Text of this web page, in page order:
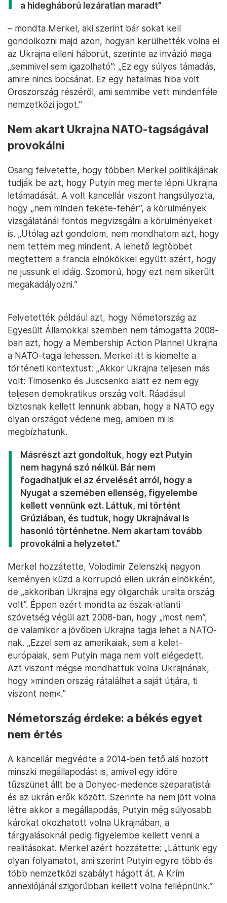
a hidegháború lezáratlan maradt”
– mondta Merkel, aki szerint bár sokat kell
gondolkozni majd azon, hogyan kerülhették volna el
az Ukrajna elleni háborút, szerinte az invázió maga
„semmivel sem igazolható”: „Ez egy súlyos támadás,
amire nincs bocsánat. Ez egy hatalmas hiba volt
Oroszország részéről, ami semmibe vett mindenféle
nemzetközi jogot.”
Nem akart Ukrajna NATO-tagságával
provokálni
Osang felvetette, hogy többen Merkel politikájának
tudják be azt, hogy Putyin meg merte lépni Ukrajna
letámadását. A volt kancellár viszont hangsúlyozta,
hogy „nem minden fekete-fehér”, a körülmények
vizsgálatánál fontos megvizsgálni a körülményeket
is. „Utólag azt gondolom, nem mondhatom azt, hogy
nem tettem meg mindent. A lehető legtöbbet
megtettem a francia elnökökkel együtt azért, hogy
ne jussunk el idáig. Szomorú, hogy ezt nem sikerült
megakadályozni.”
Felvetették például azt, hogy Németország az
Egyesült Államokkal szemben nem támogatta 2008-
ban azt, hogy a Membership Action Plannel Ukrajna
a NATO-tagja lehessen. Merkel itt is kiemelte a
történeti kontextust: „Akkor Ukrajna teljesen más
volt: Timosenko és Juscsenko alatt ez nem egy
teljesen demokratikus ország volt. Ráadásul
biztosnak kellett lennünk abban, hogy a NATO egy
olyan országot védene meg, amiben mi is
megbízhatunk.
Másrészt azt gondoltuk, hogy ezt Putyin
nem hagyná szó nélkül. Bár nem
fogadhatjuk el az érvelését arról, hogy a
Nyugat a szemében ellenség, figyelembe
kellett vennünk ezt. Láttuk, mi történt
Grúziában, és tudtuk, hogy Ukrajnával is
hasonló történhetne. Nem akartam tovább
provokálni a helyzetet.”
Merkel hozzátette, Volodimir Zelenszkij nagyon
keményen küzd a korrupció ellen ukrán elnökként,
de „akkoriban Ukrajna egy oligarchák uralta ország
volt”. Éppen ezért mondta az észak-atlanti
szövetség végül azt 2008-ban, hogy „most nem”,
de valamikor a jövőben Ukrajna tagja lehet a NATO-
nak. „Ezzel sem az amerikaiak, sem a kelet-
európaiak, sem Putyin maga nem volt elégedett.
Azt viszont mégse mondhattuk volna Ukrajnának,
hogy »minden ország rátalálhat a saját útjára, ti
viszont nem«.”
Németország érdeke: a békés egyet
nem értés
A kancellár megvédte a 2014-ben tető alá hozott
minszki megállapodást is, amivel egy időre
tűzszünet állt be a Donyec-medence szeparatistái
és az ukrán erők között. Szerinte ha nem jött volna
létre akkor a megállapodás, Putyin még súlyosabb
károkat okozhatott volna Ukrajnában, a
tárgyalásoknál pedig figyelembe kellett venni a
realitásokat. Merkel azért hozzátette: „Láttunk egy
olyan folyamatot, ami szerint Putyin egyre több és
több nemzetközi szabályt hágott át. A Krím
annexiójánál szigorúbban kellett volna fellépnünk.”